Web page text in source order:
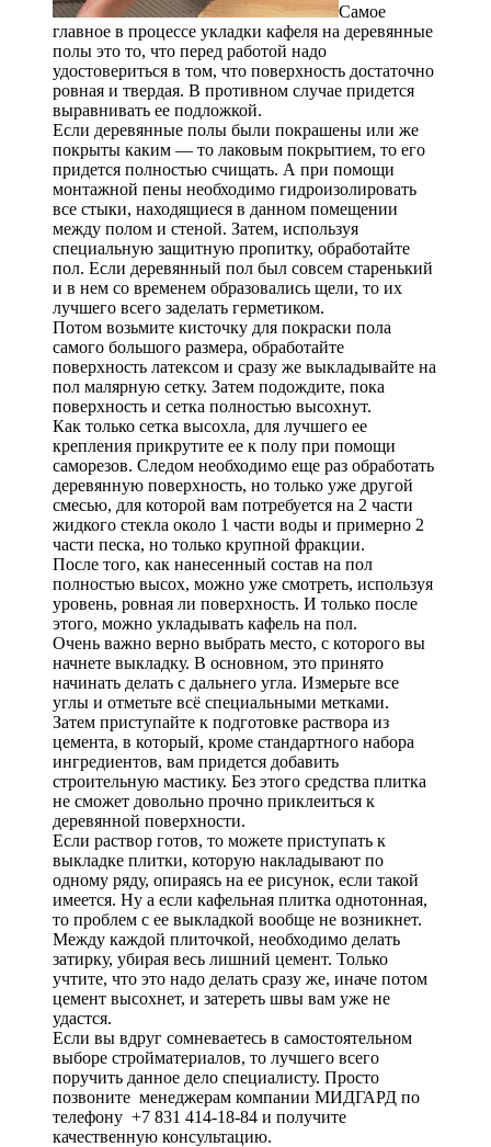
Самое
главное в процессе укладки кафеля на деревянные
полы это то, что перед работой надо
удостовериться в том, что поверхность достаточно
ровная и твердая. В противном случае придется
выравнивать ее подложкой.
Если деревянные полы были покрашены или же
покрыты каким — то лаковым покрытием, то его
придется полностью счищать. А при помощи
монтажной пены необходимо гидроизолировать
все стыки, находящиеся в данном помещении
между полом и стеной. Затем, используя
специальную защитную пропитку, обработайте
пол. Если деревянный пол был совсем старенький
и в нем со временем образовались щели, то их
лучшего всего заделать герметиком.
Потом возьмите кисточку для покраски пола
самого большого размера, обработайте
поверхность латексом и сразу же выкладывайте на
пол малярную сетку. Затем подождите, пока
поверхность и сетка полностью высохнут.
Как только сетка высохла, для лучшего ее
крепления прикрутите ее к полу при помощи
саморезов. Следом необходимо еще раз обработать
деревянную поверхность, но только уже другой
смесью, для которой вам потребуется на 2 части
жидкого стекла около 1 части воды и примерно 2
части песка, но только крупной фракции.
После того, как нанесенный состав на пол
полностью высох, можно уже смотреть, используя
уровень, ровная ли поверхность. И только после
этого, можно укладывать кафель на пол.
Очень важно верно выбрать место, с которого вы
начнете выкладку. В основном, это принято
начинать делать с дальнего угла. Измерьте все
углы и отметьте всё специальными метками.
Затем приступайте к подготовке раствора из
цемента, в который, кроме стандартного набора
ингредиентов, вам придется добавить
строительную мастику. Без этого средства плитка
не сможет довольно прочно приклеиться к
деревянной поверхности.
Если раствор готов, то можете приступать к
выкладке плитки, которую накладывают по
одному ряду, опираясь на ее рисунок, если такой
имеется. Ну а если кафельная плитка однотонная,
то проблем с ее выкладкой вообще не возникнет.
Между каждой плиточкой, необходимо делать
затирку, убирая весь лишний цемент. Только
учтите, что это надо делать сразу же, иначе потом
цемент высохнет, и затереть швы вам уже не
удастся.
Если вы вдруг сомневаетесь в самостоятельном
выборе стройматериалов, то лучшего всего
поручить данное дело специалисту. Просто
позвоните менеджерам компании МИДГАРД по
телефону +7 831 414-18-84 и получите
качественную консультацию.